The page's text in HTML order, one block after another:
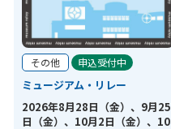
その他 申込受付中
ミュージアム・リレー
2026年8月28日（金）、9月25
日（金）、10月2日（金）、10